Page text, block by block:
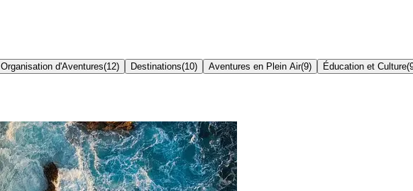
Organisation d'Aventures(12) Destinations(10) Aventures en Plein Air(9) Éducation et Culture(